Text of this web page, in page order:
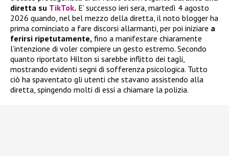
diretta su TikTok. E’ successo ieri sera, martedì 4 agosto
2026 quando, nel bel mezzo della diretta, il noto blogger ha
prima cominciato a fare discorsi allarmanti, per poi iniziare a
ferirsi ripetutamente, fino a manifestare chiaramente
l’intenzione di voler compiere un gesto estremo. Secondo
quanto riportato Hilton si sarebbe inflitto dei tagli,
mostrando evidenti segni di sofferenza psicologica. Tutto
ciò ha spaventato gli utenti che stavano assistendo alla
diretta, spingendo molti di essi a chiamare la polizia.